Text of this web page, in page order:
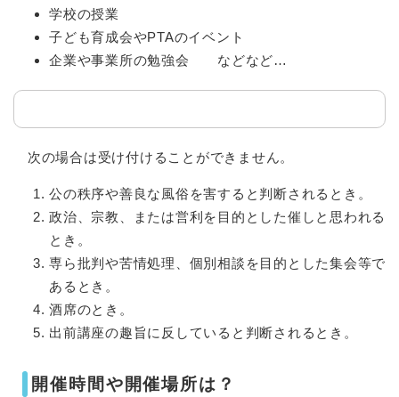
学校の授業
子ども育成会やPTAのイベント
企業や事業所の勉強会 などなど…
次の場合は受け付けることができません。
公の秩序や善良な風俗を害すると判断されるとき。
政治、宗教、または営利を目的とした催しと思われる
とき。
専ら批判や苦情処理、個別相談を目的とした集会等で
あるとき。
酒席のとき。
出前講座の趣旨に反していると判断されるとき。
開催時間や開催場所は？